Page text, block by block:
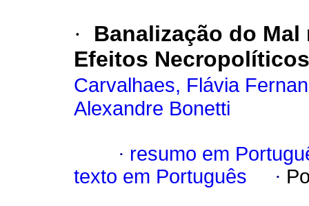
·
Banalização do
Efeitos
Carvalhaes, Flávia
Alexandre Bonetti
· resumo em
texto em Português
·